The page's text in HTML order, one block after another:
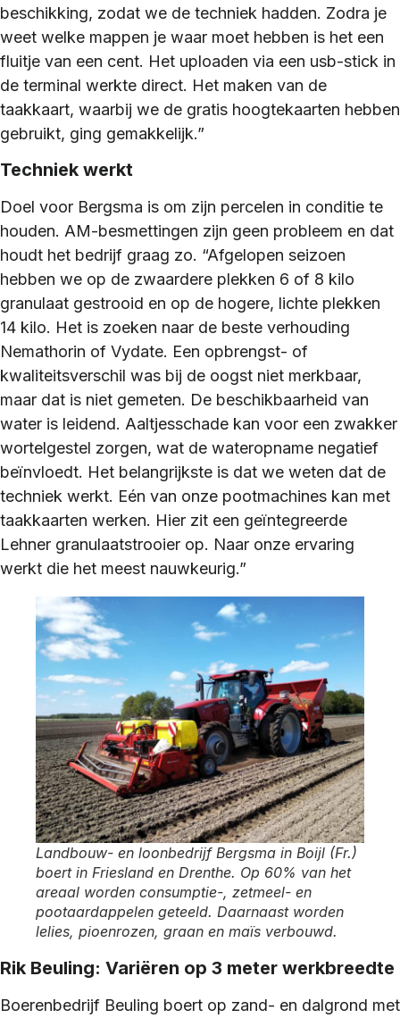
beschikking, zodat we de techniek hadden. Zodra je
weet welke mappen je waar moet hebben is het een
fluitje van een cent. Het uploaden via een usb-stick in
de terminal werkte direct. Het maken van de
taakkaart, waarbij we de gratis hoogtekaarten hebben
gebruikt, ging gemakkelijk.”
Techniek werkt
Doel voor Bergsma is om zijn percelen in conditie te
houden. AM-besmettingen zijn geen probleem en dat
houdt het bedrijf graag zo. “Afgelopen seizoen
hebben we op de zwaardere plekken 6 of 8 kilo
granulaat gestrooid en op de hogere, lichte plekken
14 kilo. Het is zoeken naar de beste verhouding
Nemathorin of Vydate. Een opbrengst- of
kwaliteitsverschil was bij de oogst niet merkbaar,
maar dat is niet gemeten. De beschikbaarheid van
water is leidend. Aaltjesschade kan voor een zwakker
wortelgestel zorgen, wat de wateropname negatief
beïnvloedt. Het belangrijkste is dat we weten dat de
techniek werkt. Eén van onze pootmachines kan met
taakkaarten werken. Hier zit een geïntegreerde
Lehner granulaatstrooier op. Naar onze ervaring
werkt die het meest nauwkeurig.”
Landbouw- en loonbedrijf Bergsma in Boijl (Fr.)
boert in Friesland en Drenthe. Op 60% van het
areaal worden consumptie-, zetmeel- en
pootaardappelen geteeld. Daarnaast worden
lelies, pioenrozen, graan en maïs verbouwd.
Rik Beuling: Variëren op 3 meter werkbreedte
Boerenbedrijf Beuling boert op zand- en dalgrond met